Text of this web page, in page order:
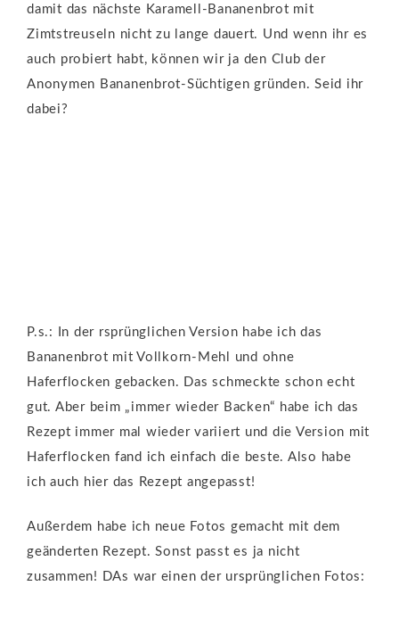
damit das nächste Karamell-Bananenbrot mit
Zimtstreuseln nicht zu lange dauert. Und wenn ihr es
auch probiert habt, können wir ja den Club der
Anonymen Bananenbrot-Süchtigen gründen. Seid ihr
dabei?
P.s.: In der rsprünglichen Version habe ich das
Bananenbrot mit Vollkorn-Mehl und ohne
Haferflocken gebacken. Das schmeckte schon echt
gut. Aber beim „immer wieder Backen“ habe ich das
Rezept immer mal wieder variiert und die Version mit
Haferflocken fand ich einfach die beste. Also habe
ich auch hier das Rezept angepasst!
Außerdem habe ich neue Fotos gemacht mit dem
geänderten Rezept. Sonst passt es ja nicht
zusammen! DAs war einen der ursprünglichen Fotos: